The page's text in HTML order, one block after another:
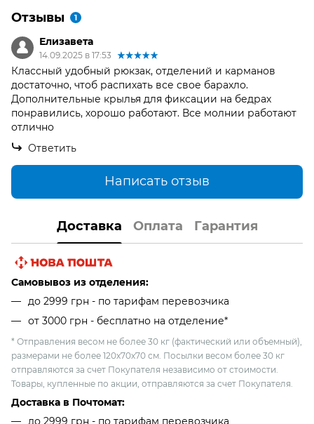
Отзывы 1
Елизавета
14.09.2025 в 17:53
Классный удобный рюкзак, отделений и карманов
достаточно, чтоб распихать все свое барахло.
Дополнительные крылья для фиксации на бедрах
понравились, хорошо работают. Все молнии работают
отлично
Ответить
Написать отзыв
Доставка Оплата Гарантия
Самовывоз из отделения:
до 2999 грн - по тарифам перевозчика
от 3000 грн - бесплатно на отделение*
* Отправления весом не более 30 кг (фактический или объемный),
размерами не более 120х70х70 см. Посылки весом более 30 кг
отправляются за счет Покупателя независимо от стоимости.
Товары, купленные по акции, отправляются за счет Покупателя.
Доставка в Почтомат:
до 2999 грн - по тарифам перевозчика